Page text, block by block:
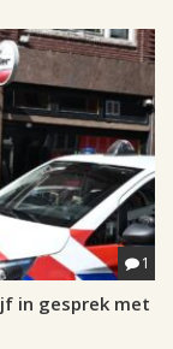
1
in gesprek met